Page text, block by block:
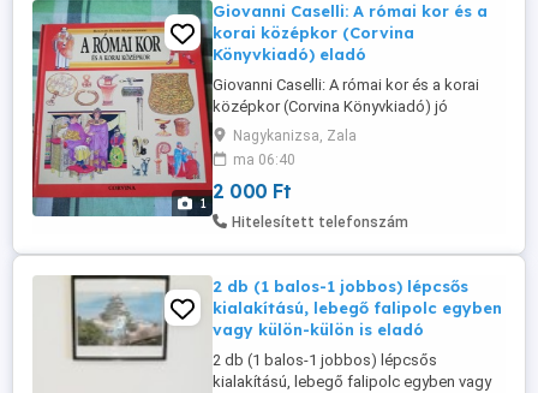
1
Giovanni Caselli: A római kor és a
korai középkor (Corvina
Könyvkiadó) eladó
Giovanni Caselli: A római kor és a korai
középkor (Corvina Könyvkiadó) jó
állapotban eladó! Ár: 2000 Ft Átvehető
Nagykanizsán, postázni tudom.
Érdeklődni: a 30/427-7142-s telefonon.
Nagykanizsa, Zala
ma 06:40
2 000 Ft
Hitelesített telefonszám
2 db (1 balos-1 jobbos) lépcsős
kialakítású, lebegő falipolc egyben
vagy külön-külön is eladó
2 db (1 balos-1 jobbos) lépcsős
kialakítású, lebegő falipolc egyben vagy